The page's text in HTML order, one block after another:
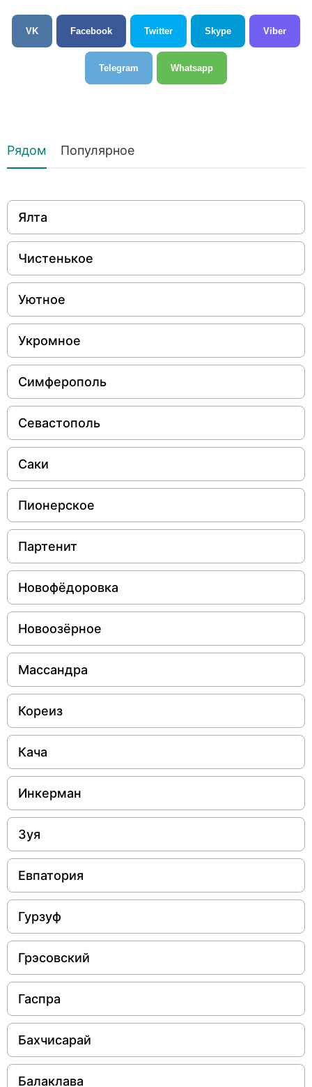
VK Facebook Twitter Skype Viber
Telegram Whatsapp
Рядом Популярное
Ялта
Чистенькое
Уютное
Укромное
Симферополь
Севастополь
Саки
Пионерское
Партенит
Новофёдоровка
Новоозёрное
Массандра
Кореиз
Кача
Инкерман
Зуя
Евпатория
Гурзуф
Грэсовский
Гаспра
Бахчисарай
Балаклава